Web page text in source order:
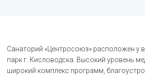
Санаторий «Центросоюз» расположен у
парк г. Кисловодска. Высокий уровень
широкий комплекс программ,